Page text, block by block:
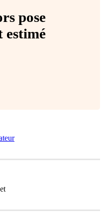
pose
estimé